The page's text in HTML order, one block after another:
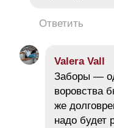
Ответить
Valera Vall
Заборы —
воровства
же
надо будет